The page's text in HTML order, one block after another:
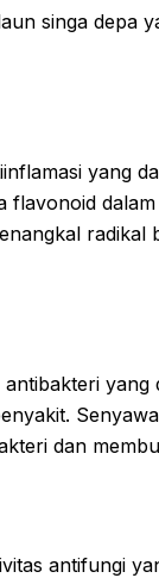
singa depa
yang
flavonoid
radikal
yang
dan
antifungi